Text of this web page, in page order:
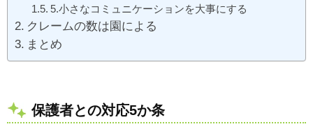
5.小さなコミュニケーションを大事にする
クレームの数は園による
まとめ
保護者との対応5か条